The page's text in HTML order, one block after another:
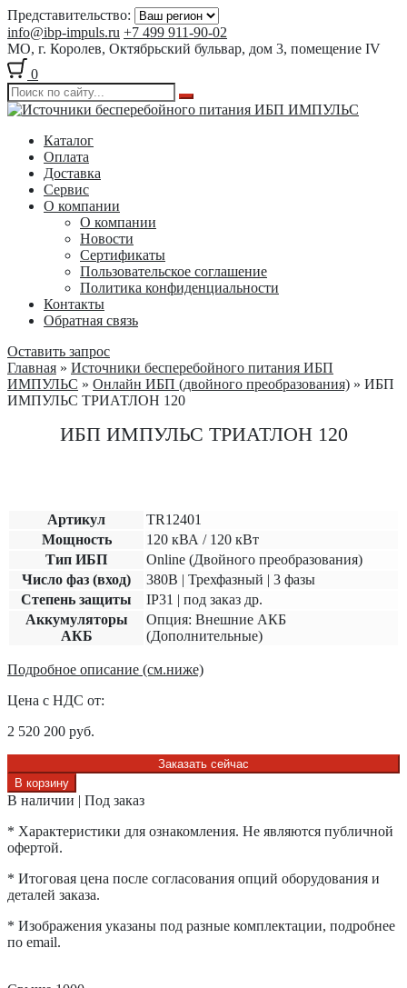
Представительство:
info@ibp-impuls.ru +7 499 911-90-02
МО, г. Королев, Октябрьский бульвар, дом 3, помещение IV
0
Перейти
навигации
Перейти
содержимому
Каталог
Оплата
Доставка
Сервис
О компании
О компании
Новости
Сертификаты
Пользовательское соглашение
Политика конфиденциальности
Контакты
Обратная связь
Оставить запрос
Главная » Источники бесперебойного питания ИБП
ИМПУЛЬС » Онлайн ИБП (двойного преобразования) » ИБП
ИМПУЛЬС ТРИАТЛОН 120
ИБП ИМПУЛЬС ТРИАТЛОН 120
Артикул
TR12401
Мощность
120 кВА / 120 кВт
Тип ИБП
Online (Двойного преобразования)
Число фаз (вход)
380В | Трехфазный | 3 фазы
Степень защиты
IP31 | под заказ др.
Аккумуляторы
АКБ
Опция: Внешние АКБ
(Дополнительные)
Подробное описание (см.ниже)
Цена с НДС от:
2 520 200 руб.
Заказать сейчас
В корзину
В наличии | Под заказ
* Характеристики для ознакомления. Не являются публичной
офертой.
* Итоговая цена после согласования опций оборудования и
деталей заказа.
* Изображения указаны под разные комплектации, подробнее
по email.